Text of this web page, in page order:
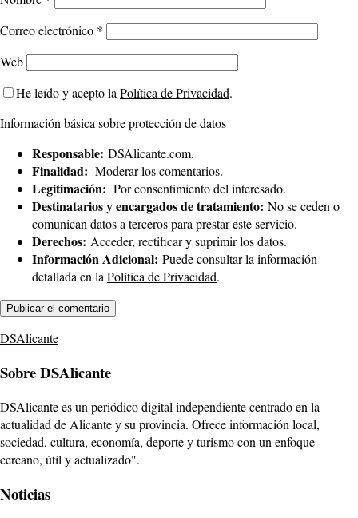
Correo electrónico *
Web
He leído y acepto laPolítica de Privacidad.
Información básica sobre protección de datos
Responsable: DSAlicante.com.
Finalidad: Moderar los comentarios.
Legitimación: Por consentimiento del interesado.
Destinatarios y encargados de tratamiento: No se ceden o
comunican datos a terceros para prestar este servicio.
Derechos: Acceder, rectificar y suprimir los datos.
Información Adicional: Puede consultar la información
detallada en laPolítica de Privacidad.
DSAlicante
Sobre DSAlicante
DSAlicante es un periódico digital independiente centrado en la
actualidad de Alicante y su provincia. Ofrece información local,
sociedad, cultura, economía, deporte y turismo con un enfoque
cercano, útil y actualizado".
Noticias